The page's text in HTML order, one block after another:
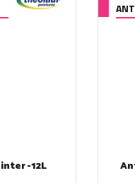
-12L